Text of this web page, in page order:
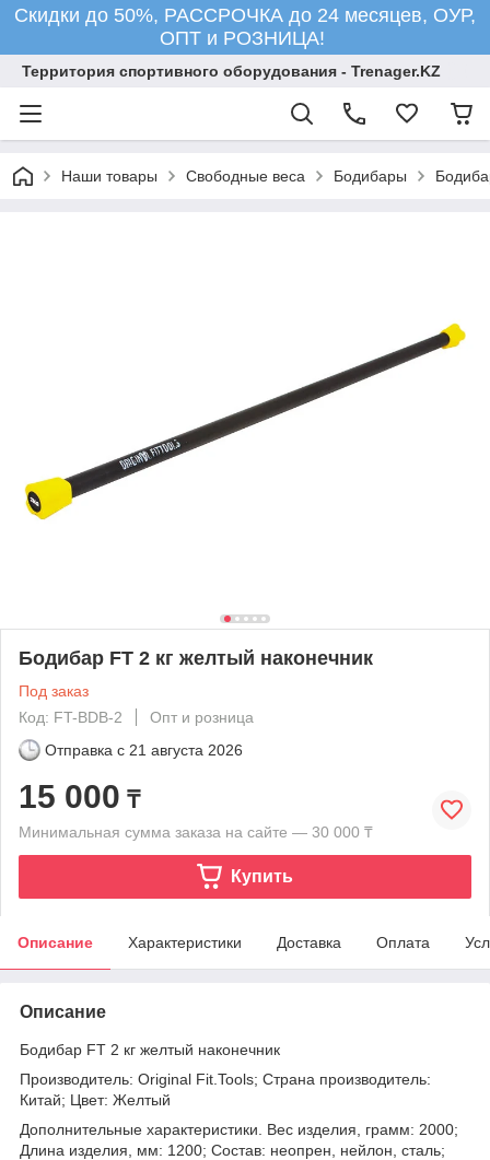
Скидки до 50%, РАССРОЧКА до 24 месяцев, ОУР,
ОПТ и РОЗНИЦА!
Территория спортивного оборудования - Trenager.KZ
Наши товары Свободные веса Бодибары
Бодибар FT 2 кг желтый наконечник
Под заказ
Код: FT-BDB-2
Опт и розница
Отправка с 21 августа 2026
15 000 ₸
Минимальная сумма заказа на сайте — 30 000 ₸
Купить
Описание Характеристики Доставка Оплата
Описание
Бодибар FT 2 кг желтый наконечник
Производитель: Original Fit.Tools; Страна производитель:
Китай; Цвет: Желтый
Дополнительные характеристики. Вес изделия, грамм: 2000;
Длина изделия, мм: 1200; Состав: неопрен, нейлон, сталь;